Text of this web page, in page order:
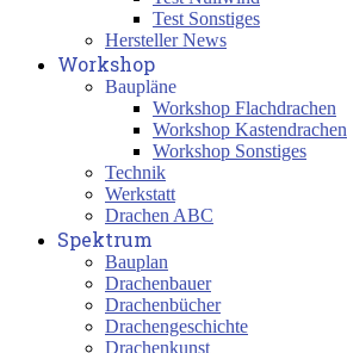
Test Sonstiges
Hersteller News
Workshop
Baupläne
Workshop Flachdrachen
Workshop Kastendrachen
Workshop Sonstiges
Technik
Werkstatt
Drachen ABC
Spektrum
Bauplan
Drachenbauer
Drachenbücher
Drachengeschichte
Drachenkunst